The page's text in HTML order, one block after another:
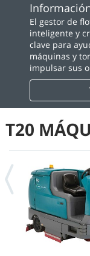
El gestor de
inteligente y
clave para
máquinas y
impulsar sus
T20